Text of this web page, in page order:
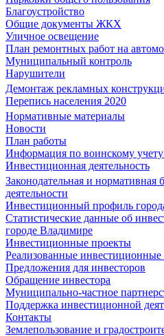
Благоустройство
Общие документы ЖКХ
Уличное освещение
План ремонтных работ на
Муниципальный контроль
Нарушители
Демонтаж рекламных
Перепись населения 2020
Нормативные материалы
Новости
План работы
Информация по воинскому учету
Инвестиционная деятельность
Законодательная и нормативная
деятельности
Инвестиционный профиль
Статистические данные об
городе Владимире
Инвестиционные проекты
Реализованные
Предложения для инвесторов
Обращение инвестора
Муниципально-частное
Поддержка инвестиционной
Контакты
Землепользование и